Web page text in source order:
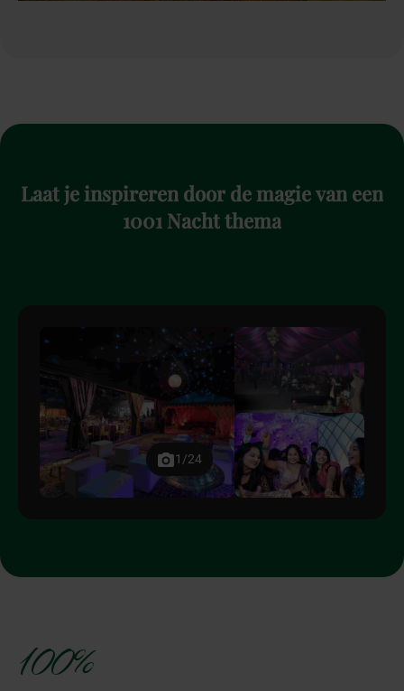
Laatjeinspireren door demagievan een
1001 Nachtthema
1/24
100%